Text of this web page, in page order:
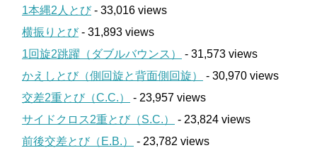
1本縄2人とび- 33,016 views
横振りとび- 31,893 views
1回旋2跳躍（ダブルバウンス）
- 31,573 views
かえしとび（側回旋と背面側回旋）
- 30,970 views
交差2重とび（C.C.）
- 23,957 views
サイドクロス2重とび（S.C.）
- 23,824 views
前後交差とび（E.B.）
- 23,782 views